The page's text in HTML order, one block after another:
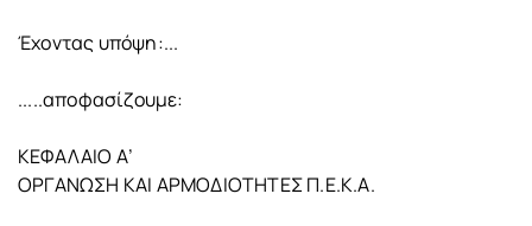
Έχοντας υπόψη:...
.....αποφασίζουμε:
ΚΕΦΑΛΑΙΟ Α’
ΟΡΓΑΝΩΣΗ ΚΑΙ ΑΡΜΟΔΙΟΤΗΤΕΣ Π.Ε.Κ.Α.